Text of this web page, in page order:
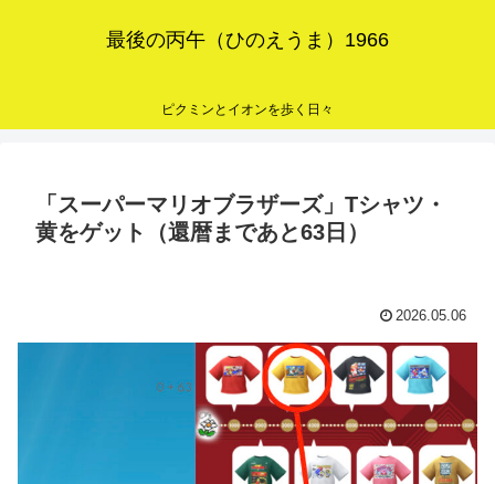
最後の丙午（ひのえうま）1966
ピクミンとイオンを歩く日々
「スーパーマリオブラザーズ」Tシャツ・
黄をゲット（還暦まであと63日）
2026.05.06